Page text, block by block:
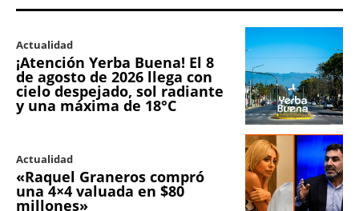
Actualidad
¡Atención Yerba Buena! El 8
de agosto de 2026 llega con
cielo despejado, sol radiante
y una máxima de 18°C
Actualidad
«Raquel Graneros compró
una 4×4 valuada en $80
millones»